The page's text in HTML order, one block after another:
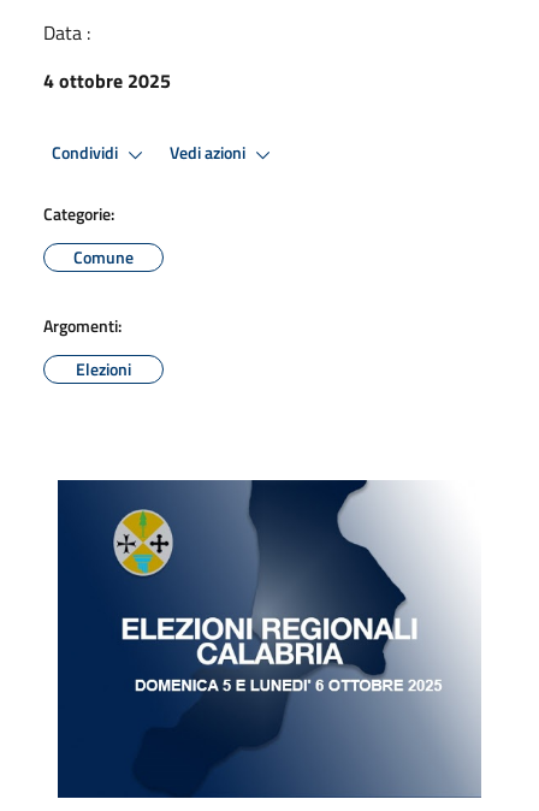
Data :
4 ottobre 2025
Condividi Vedi azioni
Categorie:
Comune
Argomenti:
Elezioni